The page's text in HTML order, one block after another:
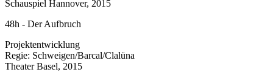
Schauspiel Hannover, 2015
48h - Der Aufbruch
Projektentwicklung
Regie: Schweigen/Barcal/Clalüna
Theater Basel, 2015